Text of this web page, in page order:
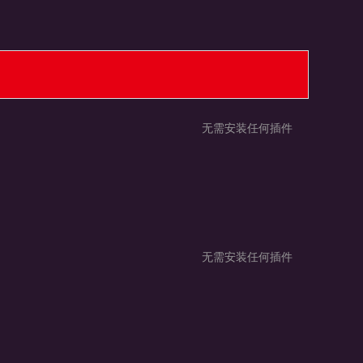
无需安装任何插件
无需安装任何插件